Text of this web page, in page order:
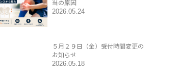
当の原因
2026.05.24
５月２９日（金）受付時間変更の
お知らせ
2026.05.18